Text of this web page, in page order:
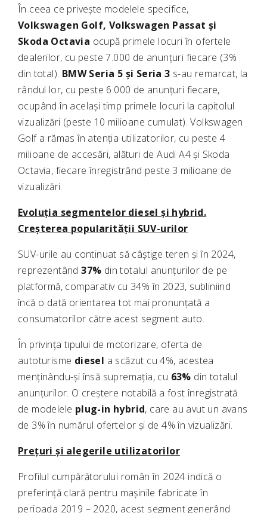
În ceea ce privește modelele specifice,
Volkswagen Golf, Volkswagen Passat și
Skoda Octavia ocupă primele locuri în ofertele
dealerilor, cu peste 7.000 de anunțuri fiecare (3%
din total). BMW Seria 5 și Seria 3 s-au remarcat, la
rândul lor, cu peste 6.000 de anunțuri fiecare,
ocupând în același timp primele locuri la capitolul
vizualizări (peste 10 milioane cumulat). Volkswagen
Golf a rămas în atenția utilizatorilor, cu peste 4
milioane de accesări, alături de Audi A4 și Skoda
Octavia, fiecare înregistrând peste 3 milioane de
vizualizări.
Evoluția segmentelor diesel și hybrid.
Creșterea popularității SUV-urilor
SUV-urile au continuat să câștige teren și în 2024,
reprezentând37% din totalul anunțurilor de pe
platformă, comparativ cu 34% în 2023, subliniind
încă o dată orientarea tot mai pronunțată a
consumatorilor către acest segment auto.
În privința tipului de motorizare, oferta de
autoturisme diesel a scăzut cu 4%, acestea
menținându-și însă supremația, cu 63% din totalul
anunțurilor. O creștere notabilă a fost înregistrată
de modelele plug-in hybrid, care au avut un avans
de 3% în numărul ofertelor și de 4% în vizualizări.
Prețuri și alegerile utilizatorilor
Profilul cumpărătorului român în 2024 indică o
preferință clară pentru mașinile fabricate în
perioada 2019 – 2020, acest segment generând